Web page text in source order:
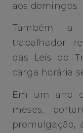
aos domingos.
Também
trabalhador
das Leis do
carga horária
Em um ano
meses,
promulgação,